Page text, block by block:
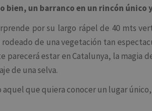
bien, un barranco en un rincón único
por su largo rápel de 40 mts
de una vegetación tan
parecerá estar en Catalunya, la magia
de una selva.
que quiera conocer un lugar